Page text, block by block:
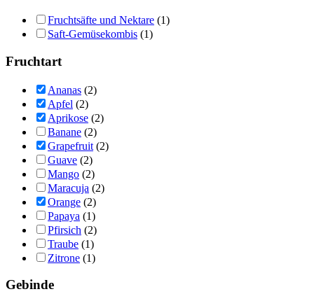
Fruchtsäfte und Nektare (1)
Saft-Gemüsekombis (1)
Fruchtart
Ananas (2)
Apfel (2)
Aprikose (2)
Banane (2)
Grapefruit (2)
Guave (2)
Mango (2)
Maracuja (2)
Orange (2)
Papaya (1)
Pfirsich (2)
Traube (1)
Zitrone (1)
Gebinde